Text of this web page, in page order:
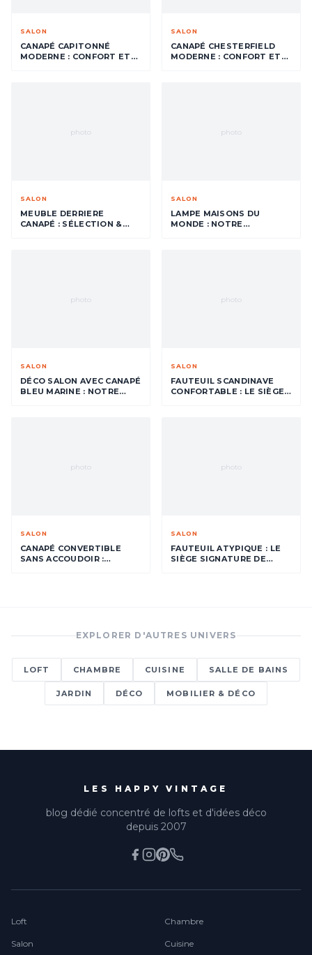
SALON
CANAPÉ CAPITONNÉ
MODERNE : CONFORT ET
SALON
CANAPÉ CHESTERFIELD
MODERNE : CONFORT ET
photo
SALON
MEUBLE DERRIERE
CANAPÉ : SÉLECTION &
photo
SALON
LAMPE MAISONS DU
MONDE : NOTRE
photo
SALON
DÉCO SALON AVEC CANAPÉ
BLEU MARINE : NOTRE
photo
SALON
FAUTEUIL SCANDINAVE
CONFORTABLE : LE SIÈGE
photo
SALON
CANAPÉ CONVERTIBLE
SANS ACCOUDOIR :
photo
SALON
FAUTEUIL ATYPIQUE : LE
SIÈGE SIGNATURE DE
EXPLORER D'AUTRES UNIVERS
LOFT CHAMBRE CUISINE SALLE DE BAINS
JARDIN DÉCO MOBILIER & DÉCO
LES HAPPY VINTAGE
blog dédié concentré de lofts et d'idées déco
depuis 2007
Loft
Salon
Chambre
Cuisine